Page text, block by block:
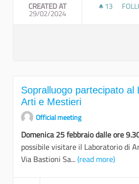
CREATED AT
29/02/2024
13 13
Sopralluogo partecipato al
Arti e Mestieri
Official meeting
Domenica 25 febbraio dalle ore
possibile visitare il Laboratorio di
Via Bastioni Sa...(read more)